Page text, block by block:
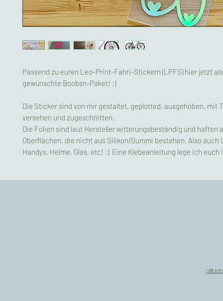
Passend zu euren Leo-Print-Fahri-Stickern (LPFS) hier jetzt
gewünschte Boobsn-Paket! :)
Die Sticker sind von mir gestaltet, geplotted, ausgehoben, mit
versehen und zugeschnitten.
Die Folien sind laut Hersteller witterungsbeständig und haften
Oberflächen, die nicht aus Silikon/Gummi bestehen. Also auch
Handys, Helme, Glas, etc! :) Eine Klebeanleitung lege ich euch
©